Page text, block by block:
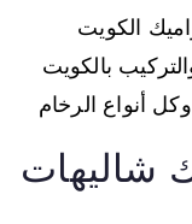
الكويت
بالكويت
أنواع الرخام
شاليهات